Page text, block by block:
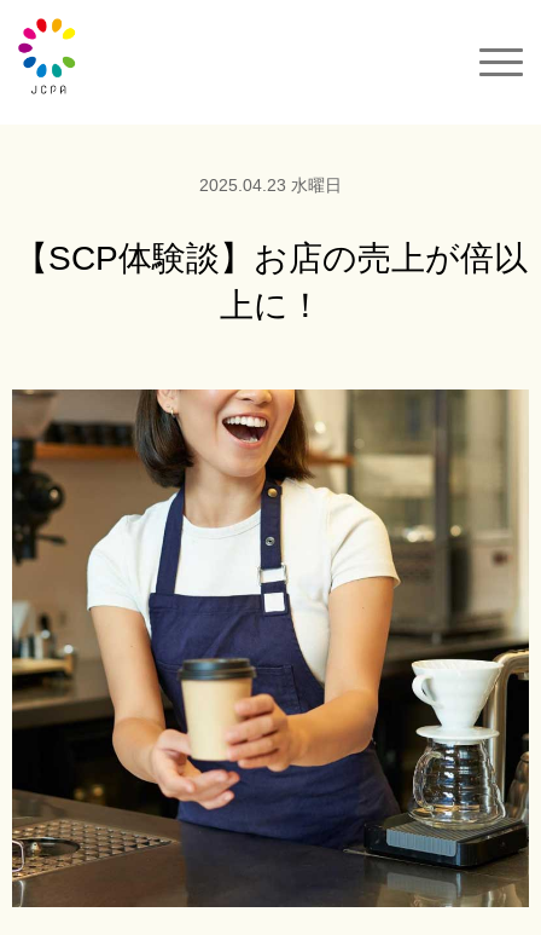
セミナー&イベント
カラーコーデ
動画
カラーパレット購入
ブログ
2025.04.23 水曜日
【SCP体験談】お店の売上が倍以
上に！